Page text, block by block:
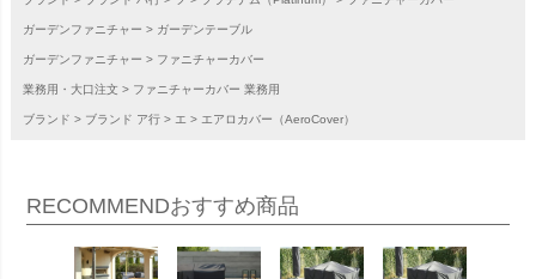
ガーデンファニチャー ガーデンテーブル
ガーデンファニチャー ファニチャーカバー
業務用・大口注文 ファニチャーカバー 業務用
ブランド ブランド ア行 エ エアロカバー（AeroCover）
RECOMMENDおすすめ商品